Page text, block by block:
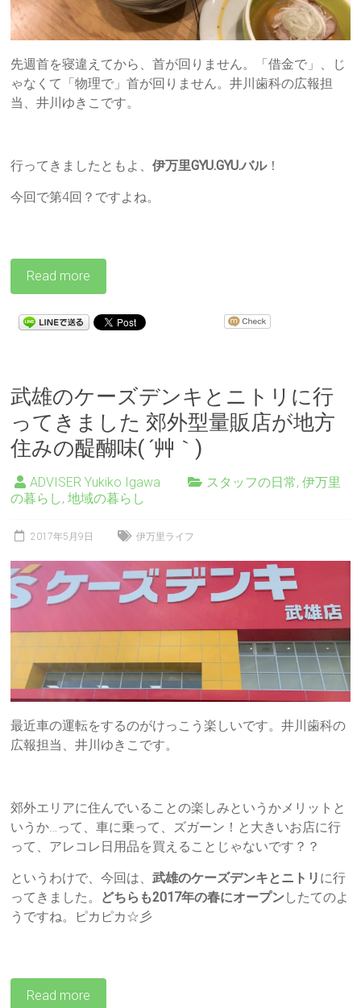
先週首を寝違えてから、首が回りません。「借金で」、じ
ゃなくて「物理で」首が回りません。井川歯科の広報担
当、井川ゆきこです。
行ってきましたともよ、伊万里GYU.GYU.バル！
今回で第4回？ですよね。
Read more
武雄のケーズデンキとニトリに行
ってきました 郊外型量販店が地方
住みの醍醐味( ´艸｀)
ADVISER Yukiko Igawa スタッフの日常,伊万里
の暮らし,地域の暮らし
2017年5月9日 伊万里ライフ
最近車の運転をするのがけっこう楽しいです。井川歯科の
広報担当、井川ゆきこです。
郊外エリアに住んでいることの楽しみというかメリットと
いうか…って、車に乗って、ズガーン！と大きいお店に行
って、アレコレ日用品を買えることじゃないです？？
というわけで、今回は、武雄のケーズデンキとニトリ に行
ってきました。 どちらも2017年の春にオープンしたてのよ
うですね。ピカピカ☆彡
Read more